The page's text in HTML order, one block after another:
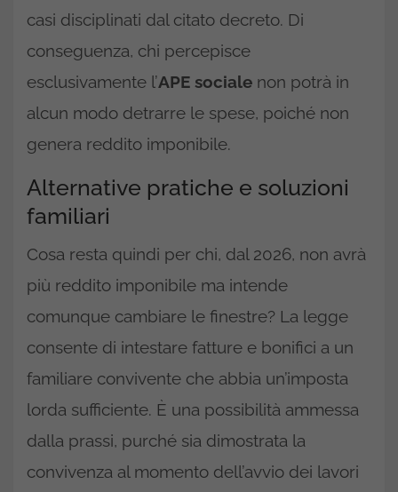
casi disciplinati dal citato decreto. Di
conseguenza, chi percepisce
esclusivamente l’APE sociale non potrà in
alcun modo detrarre le spese, poiché non
genera reddito imponibile.
Alternative pratiche e soluzioni
familiari
Cosa resta quindi per chi, dal 2026, non avrà
più reddito imponibile ma intende
comunque cambiare le finestre? La legge
consente di intestare fatture e bonifici a un
familiare convivente che abbia un’imposta
lorda sufficiente. È una possibilità ammessa
dalla prassi, purché sia dimostrata la
convivenza al momento dell’avvio dei lavori